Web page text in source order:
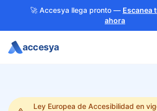
🚀 Accesya llega pronto — Escanea
ahora
accesya
Ley Europea de Accesibilidad en